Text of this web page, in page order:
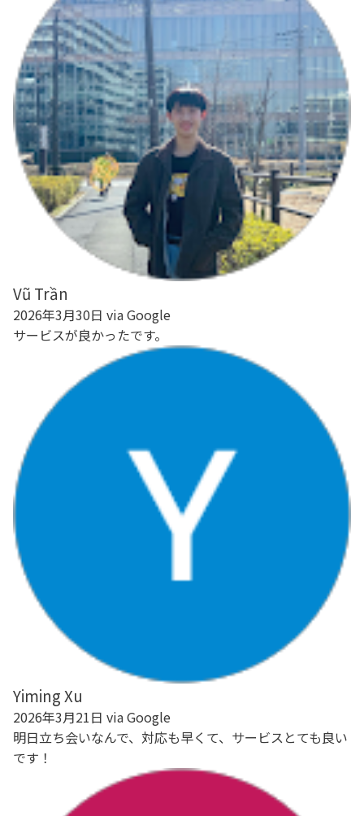
Vũ Trần
2026年3月30日 via Google
サービスが良かったです。
Yiming Xu
2026年3月21日 via Google
明日立ち会いなんで、対応も早くて、サービスとても良い
です！